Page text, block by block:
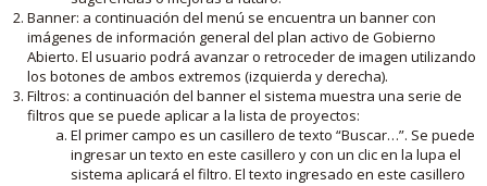
Banner: a continuación del menú se encuentra un banner con
imágenes de información general del plan activo de Gobierno
Abierto. El usuario podrá avanzar o retroceder de imagen utilizando
los botones de ambos extremos (izquierda y derecha).
Filtros: a continuación del banner el sistema muestra una serie de
filtros que se puede aplicar a la lista de proyectos:
El primer campo es un casillero de texto “Buscar…”. Se puede
ingresar un texto en este casillero y con un clic en la lupa el
sistema aplicará el filtro. El texto ingresado en este casillero